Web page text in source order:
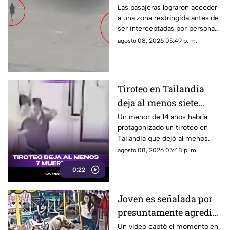
aeropuerto tras perder
su vuelo; autoridades
logran detenerlas
Las pasajeras lograron acceder
a una zona restringida antes de
ser interceptadas por personal
del aeropuerto.
agosto 08, 2026 05:49 p. m.
0:22
Tiroteo en Tailandia
deja al menos siete
muertos
Un menor de 14 años habría
protagonizado un tiroteo en
Tailandia que dejó al menos
siete personas muertas, entre
agosto 08, 2026 05:48 p. m.
Joven es señalada por
presuntamente agredir
a un pony en feria de
Un video captó el momento en